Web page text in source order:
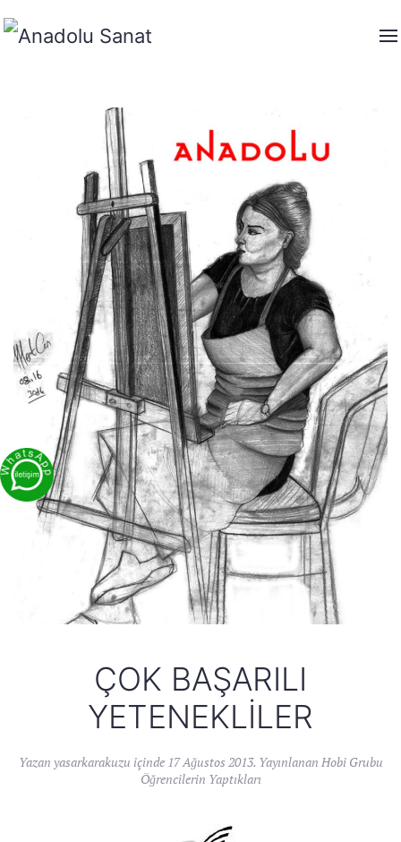
ÇOK BAŞARILI
YETENEKLILER
Yazan yasarkarakuzu içinde 17 Ağustos 2013. Yayınlanan Hobi Grubu
Öğrencilerin Yaptıkları